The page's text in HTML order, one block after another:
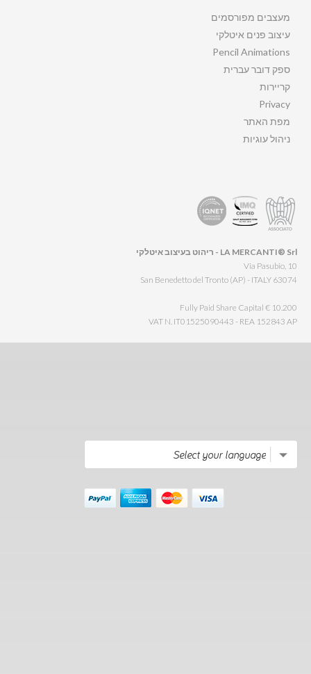
מעצבים מפורסמים
עיצוב פנים איטלקי
Pencil Animations
ספק דובר עברית
קריירות
Privacy
מפת האתר
ניהול עוגיות
LA MERCANTI® Srl - ריהוט בעיצוב איטלקי
Via Pasubio, 10
63074 San Benedetto del Tronto (AP) - ITALY
Fully Paid Share Capital € 10.200
VAT N. IT01525090443 - REA 152843 AP